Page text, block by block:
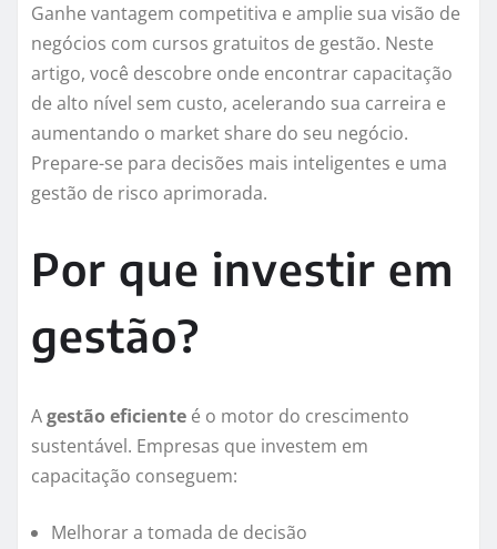
Ganhe vantagem competitiva e amplie sua visão de
negócios com cursos gratuitos de gestão. Neste
artigo, você descobre onde encontrar capacitação
de alto nível sem custo, acelerando sua carreira e
aumentando o market share do seu negócio.
Prepare-se para decisões mais inteligentes e uma
gestão de risco aprimorada.
Por que investir em
gestão?
Agestão eficiente é o motor do crescimento
sustentável. Empresas que investem em
capacitação conseguem:
Melhorar a tomada de decisão